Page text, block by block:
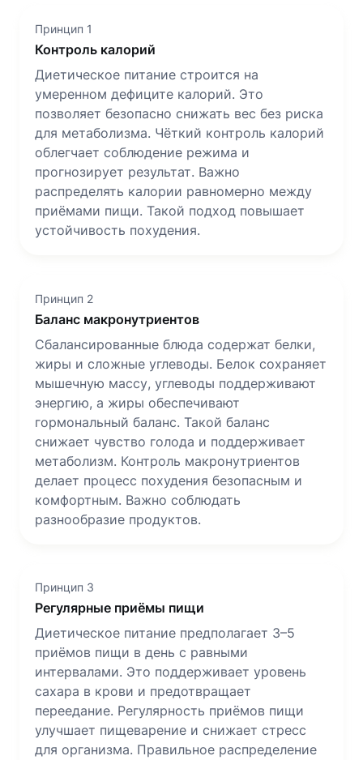
Принцип 1
Контроль калорий
Диетическое питание строится на
умеренном дефиците калорий. Это
позволяет безопасно снижать вес без риска
для метаболизма. Чёткий контроль калорий
облегчает соблюдение режима и
прогнозирует результат. Важно
распределять калории равномерно между
приёмами пищи. Такой подход повышает
устойчивость похудения.
Принцип 2
Баланс макронутриентов
Сбалансированные блюда содержат белки,
жиры и сложные углеводы. Белок сохраняет
мышечную массу, углеводы поддерживают
энергию, а жиры обеспечивают
гормональный баланс. Такой баланс
снижает чувство голода и поддерживает
метаболизм. Контроль макронутриентов
делает процесс похудения безопасным и
комфортным. Важно соблюдать
разнообразие продуктов.
Принцип 3
Регулярные приёмы пищи
Диетическое питание предполагает 3–5
приёмов пищи в день с равными
интервалами. Это поддерживает уровень
сахара в крови и предотвращает
переедание. Регулярность приёмов пищи
улучшает пищеварение и снижает стресс
для организма. Правильное распределение